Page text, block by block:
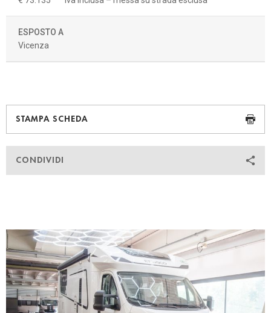
ESPOSTO A
Vicenza
STAMPA SCHEDA
CONDIVIDI